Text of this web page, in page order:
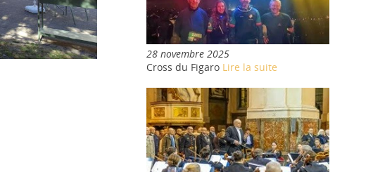
28 novembre 2025
Cross du Figaro Lire la suite